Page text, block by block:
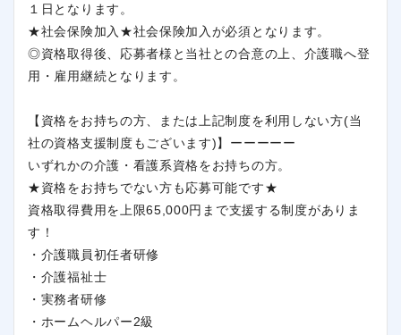
１日となります。
★社会保険加入★社会保険加入が必須となります。
◎資格取得後、応募者様と当社との合意の上、介護職へ登
用・雇用継続となります。
【資格をお持ちの方、または上記制度を利用しない方(当
社の資格支援制度もございます)】ーーーーー
いずれかの介護・看護系資格をお持ちの方。
★資格をお持ちでない方も応募可能です★
資格取得費用を上限65,000円まで支援する制度がありま
す！
・介護職員初任者研修
・介護福祉士
・実務者研修
・ホームヘルパー2級